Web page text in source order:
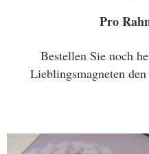
Pro
Bestellen Sie noch
Lieblingsmagneten